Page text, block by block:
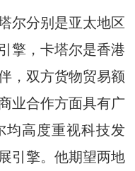
分别是亚太地区
擎，卡塔尔是香港
，双方货物贸易额
业合作方面具有广
均高度重视科技发
引擎。他期望两地